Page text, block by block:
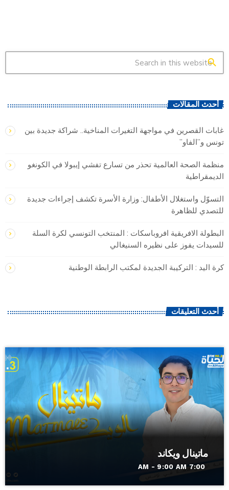
search
أحدث المقالات
غابات القصرين في مواجهة التغيرات المناخية.. شراكة جديدة بين
تونس و”الفاو”
منظمة الصحة العالمية تحذر من تسارع تفشي إيبولا في الكونغو
الديمقراطية
التسوّل واستغلال الأطفال: وزارة الأسرة تكشف إجراءات جديدة
للتصدي للظاهرة
البطولة الافريقية افروباسكات : المنتخب التونسي لكرة السلة
للسيدات يفوز على نظيره السنيغالي
كرة اليد : التركيبة الجديدة لمكتب الرابطة الوطنية
أحدث التعليقات
ماتينال ويكاند
7:00 AM - 9:00 AM